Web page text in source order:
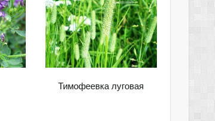
Тимофеевка луговая